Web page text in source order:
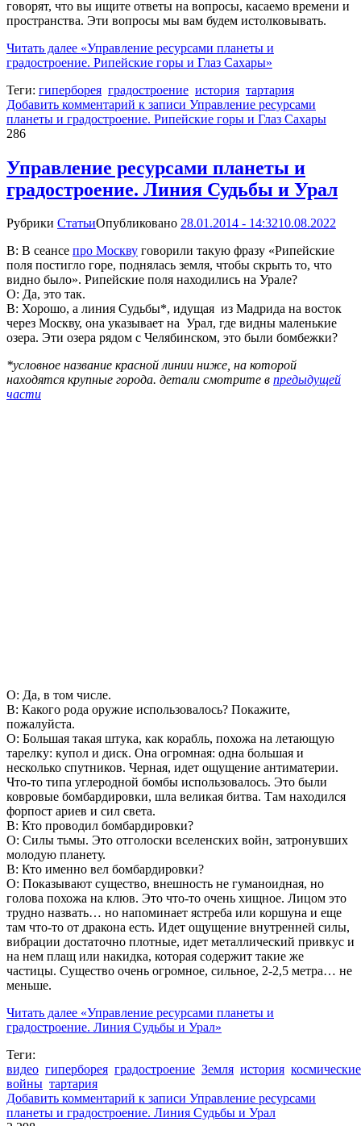
говорят, что вы ищите ответы на вопросы, касаемо времени и
пространства. Эти вопросы мы вам будем истолковывать.
Читать далее «Управление ресурсами планеты и
градостроение. Рипейские горы и Глаз Сахары»
Теги: гиперборея градостроение история тартария
Добавить комментарий к записи Управление ресурсами
планеты и градостроение. Рипейские горы и Глаз Сахары
286
Управление ресурсами планеты и
градостроение. Линия Судьбы и Урал
Рубрики СтатьиОпубликовано 28.01.2014 - 14:3210.08.2022
В: В сеансе про Москву говорили такую фразу «Рипейские
поля постигло горе, поднялась земля, чтобы скрыть то, что
видно было». Рипейские поля находились на Урале?
О: Да, это так.
В: Хорошо, а линия Судьбы*, идущая из Мадрида на восток
через Москву, она указывает на Урал, где видны маленькие
озера. Эти озера рядом с Челябинском, это были бомбежки?
*условное название красной линии ниже, на которой
находятся крупные города. детали смотрите в предыдущей
части
О: Да, в том числе.
В: Какого рода оружие использовалось? Покажите,
пожалуйста.
О: Большая такая штука, как корабль, похожа на летающую
тарелку: купол и диск. Она огромная: одна большая и
несколько спутников. Черная, идет ощущение антиматерии.
Что-то типа углеродной бомбы использовалось. Это были
ковровые бомбардировки, шла великая битва. Там находился
форпост ариев и сил света.
В: Кто проводил бомбардировки?
О: Силы тьмы. Это отголоски вселенских войн, затронувших
молодую планету.
В: Кто именно вел бомбардировки?
О: Показывают существо, внешность не гуманоидная, но
голова похожа на клюв. Это что-то очень хищное. Лицом это
трудно назвать… но напоминает ястреба или коршуна и еще
там что-то от дракона есть. Идет ощущение внутренней силы,
вибрации достаточно плотные, идет металлический привкус и
на нем плащ или накидка, которая содержит такие же
частицы. Существо очень огромное, сильное, 2-2,5 метра… не
меньше.
Читать далее «Управление ресурсами планеты и
градостроение. Линия Судьбы и Урал»
Теги:
видео гиперборея градостроение Земля история космические
войны тартария
Добавить комментарий к записи Управление ресурсами
планеты и градостроение. Линия Судьбы и Урал